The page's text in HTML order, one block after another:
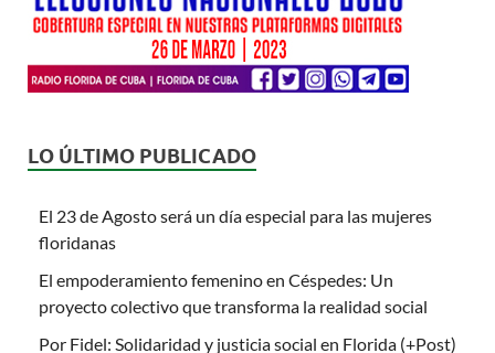
LO ÚLTIMO PUBLICADO
El 23 de Agosto será un día especial para las mujeres
floridanas
El empoderamiento femenino en Céspedes: Un
proyecto colectivo que transforma la realidad social
Por Fidel: Solidaridad y justicia social en Florida (+Post)